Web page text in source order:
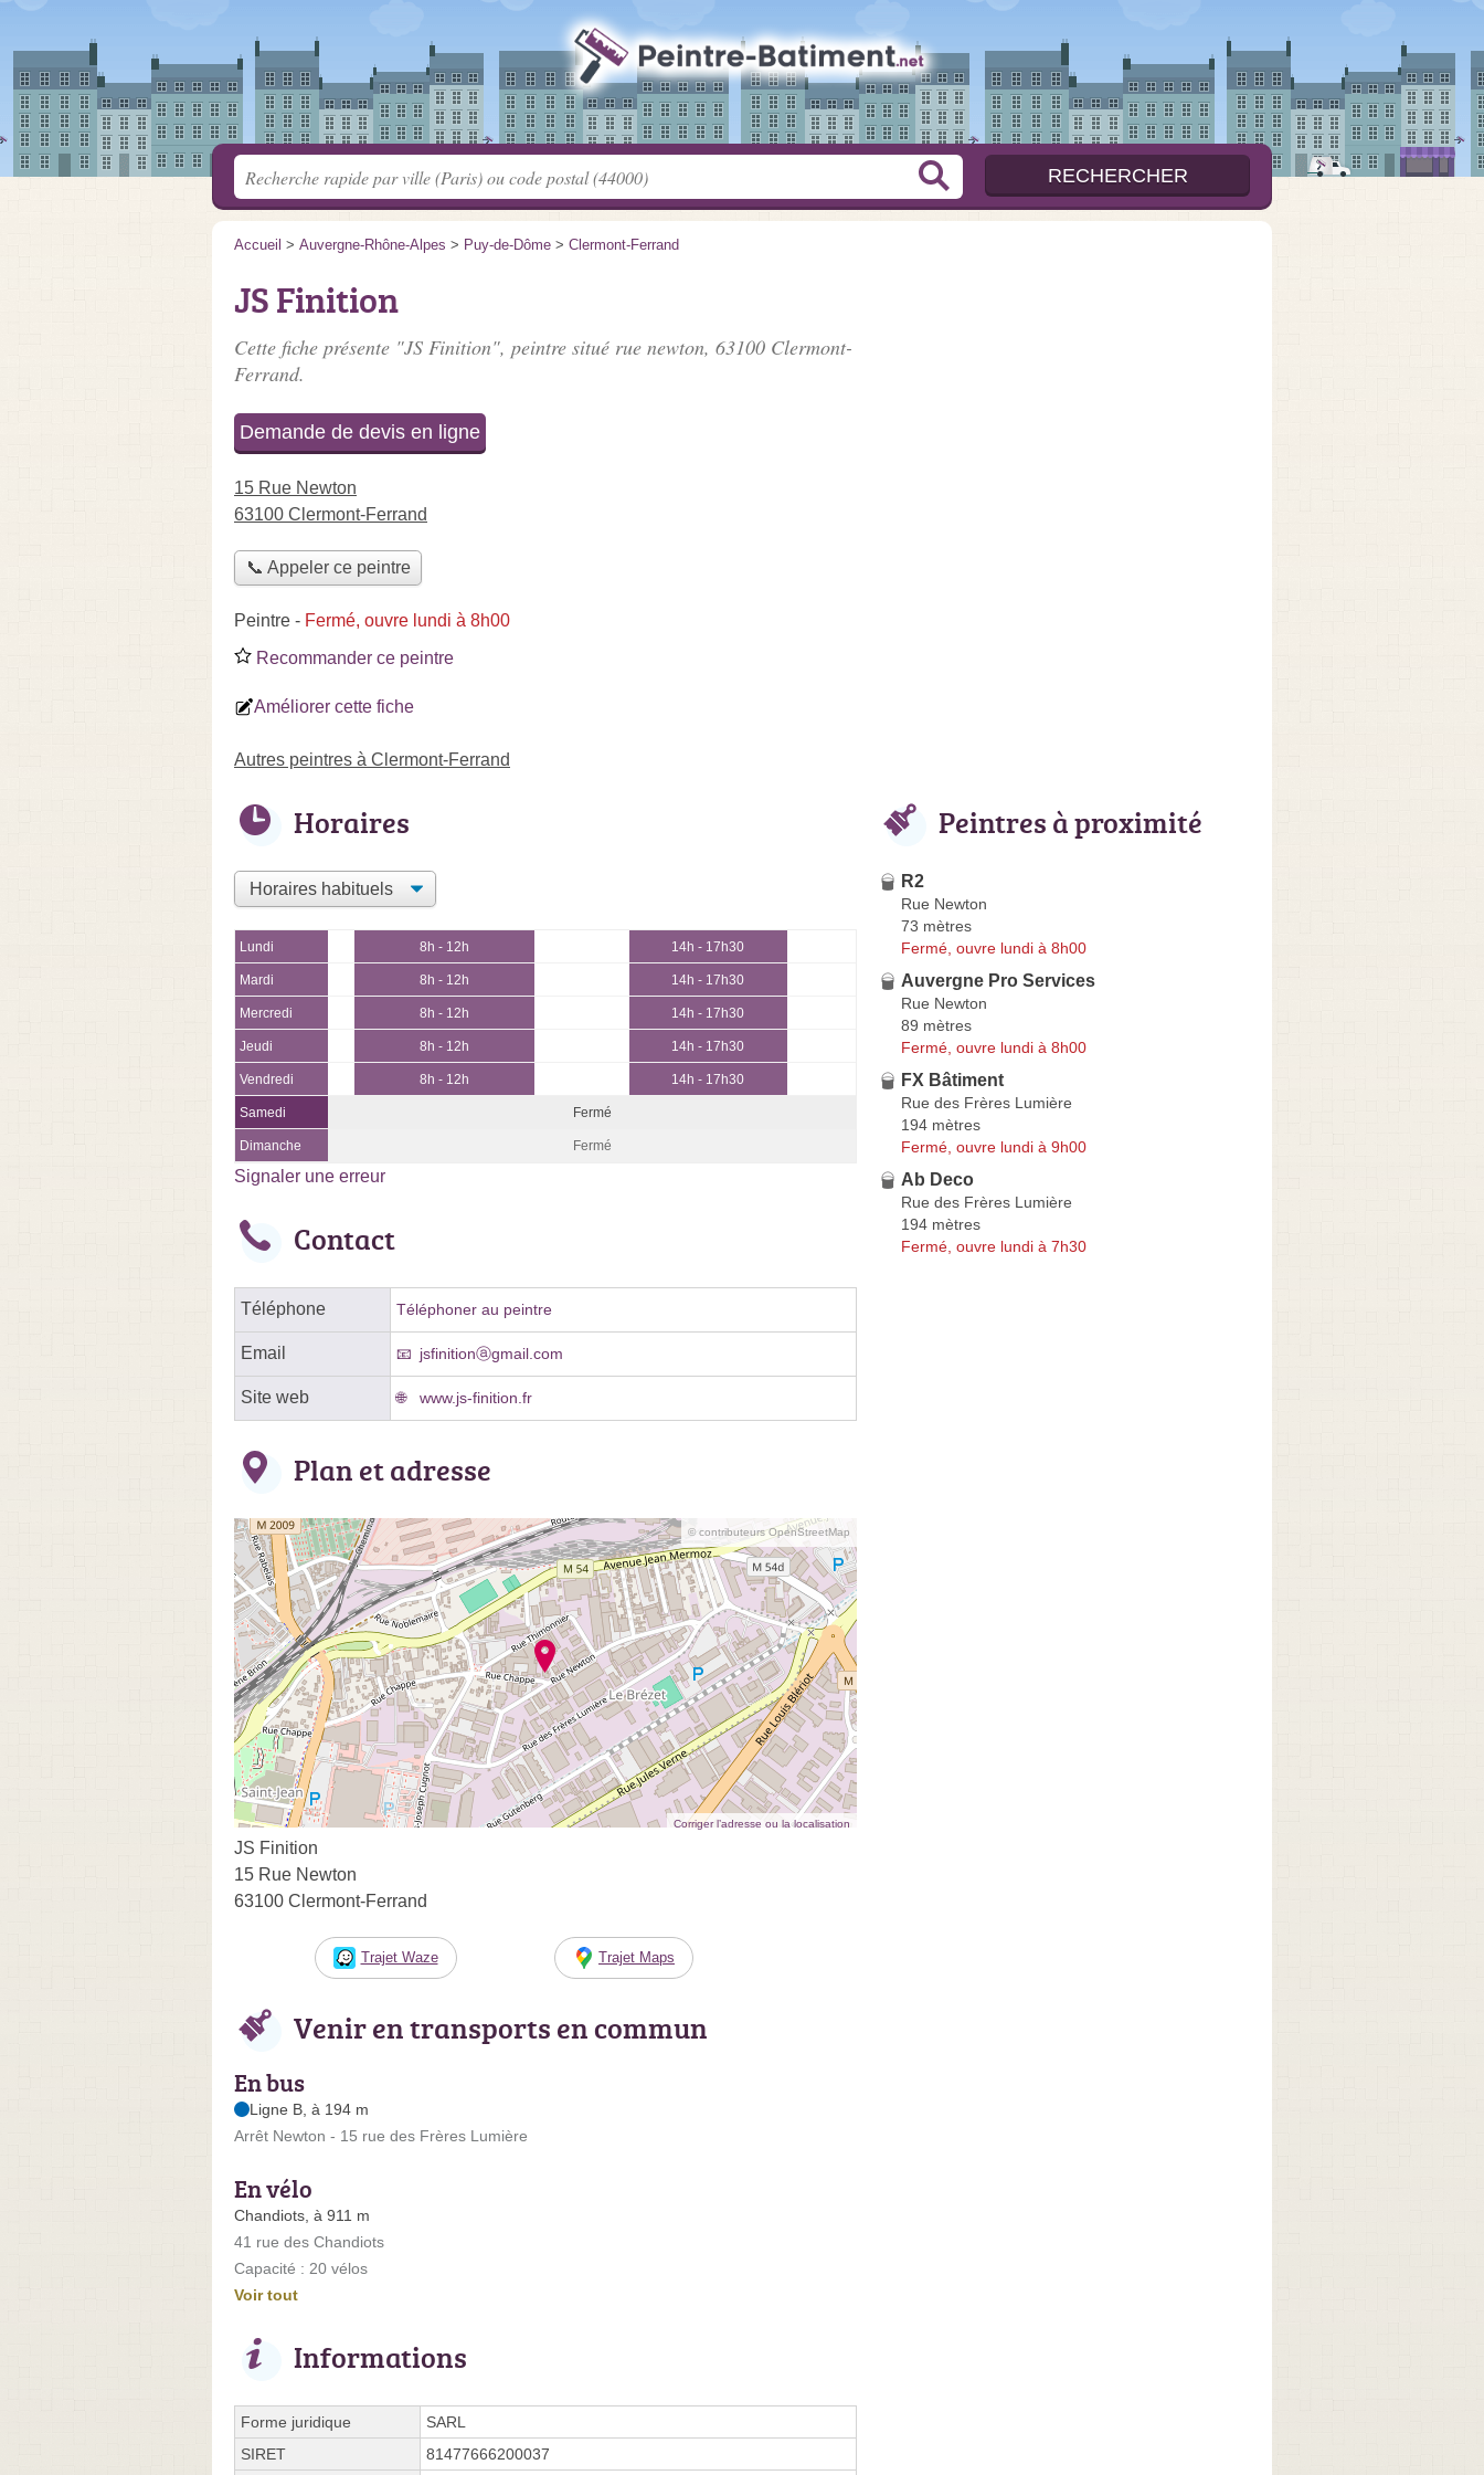
Accueil > Auvergne-Rhône-Alpes > Puy-de-Dôme > Clermont-Ferrand
JS Finition
Cette fiche présente "JS Finition", peintre situé rue newton, 63100 Clermont-
Ferrand.
Demande de devis en ligne
15 Rue Newton
63100 Clermont-Ferrand
📞 Appeler ce peintre
Peintre - Fermé, ouvre lundi à 8h00
Recommander ce peintre
Améliorer cette fiche
Autres peintres à Clermont-Ferrand
Horaires
Lundi 8h - 12h 14h - 17h30
Mardi 8h - 12h 14h - 17h30
Mercredi 8h - 12h 14h - 17h30
Jeudi 8h - 12h 14h - 17h30
Vendredi 8h - 12h 14h - 17h30
Samedi Fermé
Dimanche Fermé
Signaler une erreur
Contact
Téléphone Téléphoner au peintre
Email jsfinitionⓐgmail.com
Site web www.js-finition.fr
Plan et adresse
© contributeurs OpenStreetMap
Corriger l’adresse ou la localisation
JS Finition
15 Rue Newton
63100 Clermont-Ferrand
Trajet Waze Trajet Maps
Venir en transports en commun
En bus
Ligne B, à 194 m
Arrêt Newton - 15 rue des Frères Lumière
En vélo
Chandiots, à 911 m
41 rue des Chandiots
Capacité : 20 vélos
Voir tout
Informations
Forme juridique
SARL
SIRET
81477666200037
Peintres à proximité
R2
Rue Newton
73 mètres
Fermé, ouvre lundi à 8h00
Auvergne Pro Services
Rue Newton
89 mètres
Fermé, ouvre lundi à 8h00
FX Bâtiment
Rue des Frères Lumière
194 mètres
Fermé, ouvre lundi à 9h00
Ab Deco
Rue des Frères Lumière
194 mètres
Fermé, ouvre lundi à 7h30